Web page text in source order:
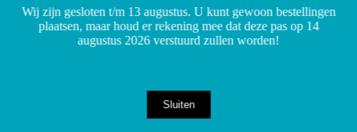
Wij zijn gesloten t/m 13 augustus. U kunt gewoon bestellingen
plaatsen, maar houd er rekening mee dat deze pas op 14
augustus 2026 verstuurd zullen worden!
Sluiten